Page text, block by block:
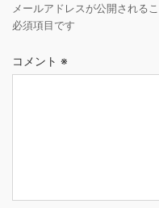
メールアドレスが公開される
必須項目です
コメント ※